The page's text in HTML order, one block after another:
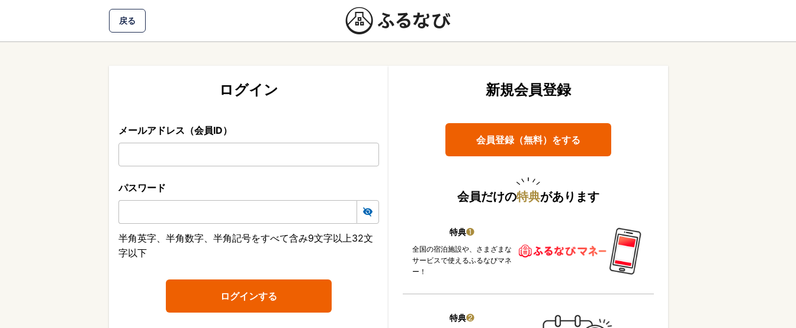
戻る
ログイン
メールアドレス（会員ID）
パスワード
半角英字、半角数字、半角記号をすべて含み9文字以上32文
字以下
新規会員登録
会員登録（無料）をする
会員だけの特典があります
特典❶
全国の宿泊施設や、さまざまな
サービスで使えるふるなびマネ
ー！
特典❷